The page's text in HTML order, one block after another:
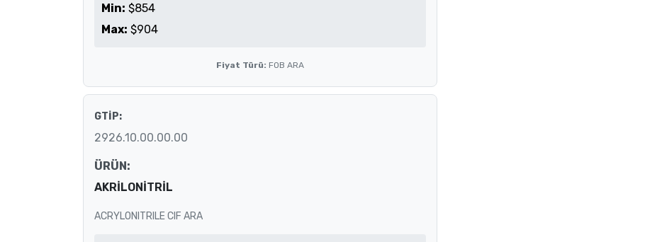
Min: $854
Max: $904
Fiyat Türü: FOB ARA
GTİP:
2926.10.00.00.00
ÜRÜN:
AKRİLONİTRİL
ACRYLONITRILE CIF ARA